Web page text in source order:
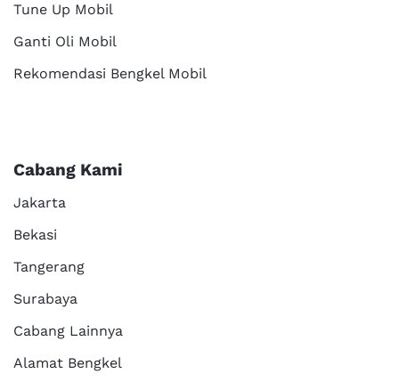
Tune Up Mobil
Ganti Oli Mobil
Rekomendasi Bengkel Mobil
Cabang Kami
Jakarta
Bekasi
Tangerang
Surabaya
Cabang Lainnya
Alamat Bengkel